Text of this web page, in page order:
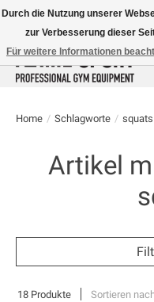
E-MAIL:info@flame-sport.deTEL.:
Home / Schlagworte / squats
Artikel
18 Produkte Sortieren
Durch die Nutzung unserer
zur Verbesserung dieser
Für weitere Informationen